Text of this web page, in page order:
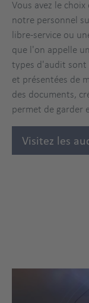
Vous avez le
notre personnel
libre-service ou
que l'on appelle
types d'audit sont
et présentées de
des documents,
permet de garder
Visitez les